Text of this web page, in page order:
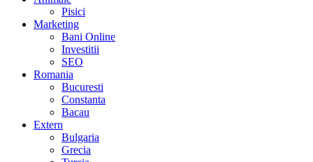
Pisici
Marketing
Bani Online
Investitii
SEO
Romania
Bucuresti
Constanta
Bacau
Extern
Bulgaria
Grecia